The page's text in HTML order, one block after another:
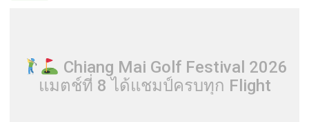
Chiang Mai Golf Festival 2026
แมตช์ที่ 8 ได้แชมป์ครบทุก Flight